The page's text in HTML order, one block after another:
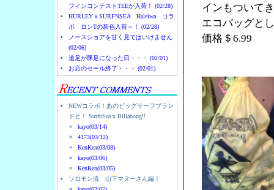
フィンコンテストTEEが入荷！ (02/28)
HURLEYｘSURFNSEA Haleiwa コラ
ボ ロンTの新色入荷～！ (02/28)
ノースショアを甘く見てはいけません
(02/06)
遠足が豚足になった日・・・ (02/01)
お店のセール終了・・・ (02/01)
NEWコラボ！あのビッグサーフブラン
ドと！ SurfnSea x Billabong!!
kayo(03/14)
4173(03/12)
KenKen(03/08)
kayo(03/06)
KenKen(03/05)
ソロモン流 山下マヌーさん編！
インもついて
エコバッグと
価格＄6.99